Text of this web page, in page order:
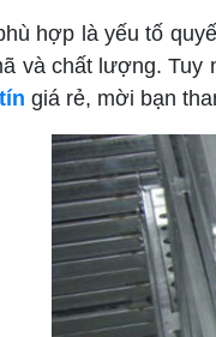
hợp là yếu tố
và chất lượng.
giá rẻ, mời bạn